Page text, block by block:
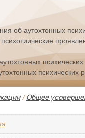
об аутохтонных
психических
психических
/Общее